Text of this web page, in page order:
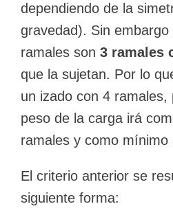
dependiendo de la
gravedad). Sin
ramales son 3 ramales
que la sujetan. Por lo
un izado con 4 ramales,
peso de la carga irá
ramales y como mínimo
El criterio anterior se
siguiente forma: